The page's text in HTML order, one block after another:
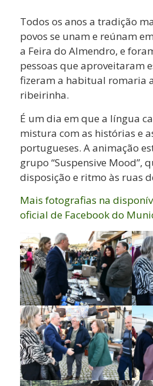
Todos os anos a tradição
povos se unam e reúnam
a Feira do Almendro, e
pessoas que aproveitaram
fizeram a habitual romaria
ribeirinha.
É um dia em que a língua
mistura com as histórias e
portugueses. A animação
grupo “Suspensive Mood”,
disposição e ritmo às ruas
Mais fotografias na
oficial de Facebook do